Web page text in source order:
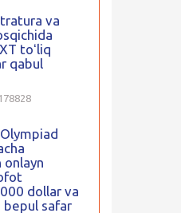
va
toʻliq
qabul
onlayn
dollar va
bepul safar